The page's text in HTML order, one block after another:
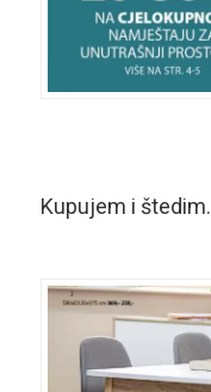
Kupujem i štedim.